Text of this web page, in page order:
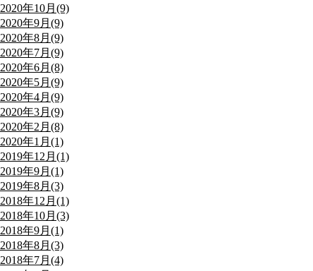
2020年10月(9)
2020年9月(9)
2020年8月(9)
2020年7月(9)
2020年6月(8)
2020年5月(9)
2020年4月(9)
2020年3月(9)
2020年2月(8)
2020年1月(1)
2019年12月(1)
2019年9月(1)
2019年8月(3)
2018年12月(1)
2018年10月(3)
2018年9月(1)
2018年8月(3)
2018年7月(4)